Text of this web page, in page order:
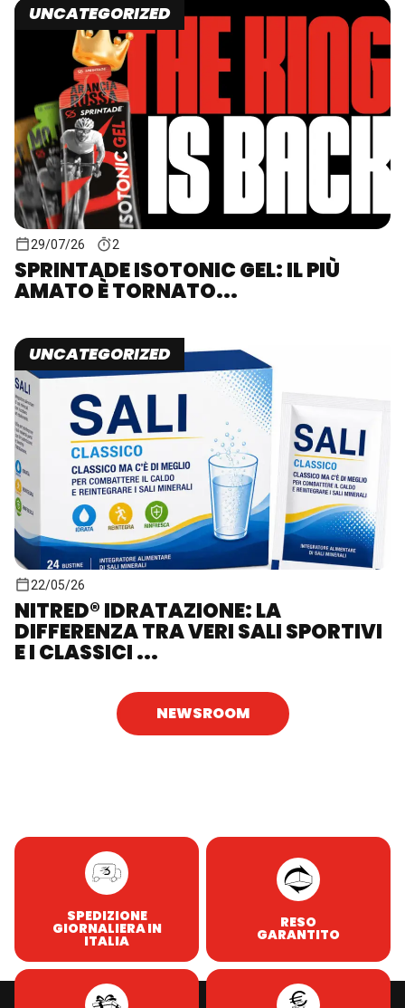
UNCATEGORIZED
29/07/26 2
SPRINTADE ISOTONIC GEL: IL PIÙ
AMATO È TORNATO...
UNCATEGORIZED
22/05/26
NITRED® IDRATAZIONE: LA
DIFFERENZA TRA VERI SALI SPORTIVI
E I CLASSICI ...
NEWSROOM
SPEDIZIONE
GIORNALIERA IN
ITALIA
RESO
GARANTITO